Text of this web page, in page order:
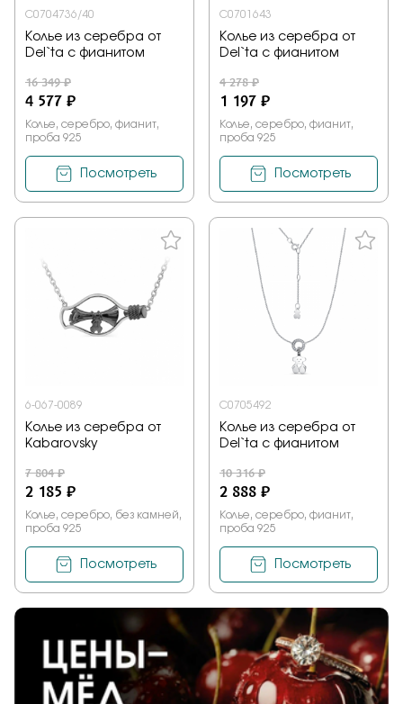
С0704736/40
Колье из серебра от
Del`ta с фианитом
16 349 ₽
4 577 ₽
Колье, серебро, фианит,
проба 925
Посмотреть
С0701643
Колье из серебра от
Del`ta с фианитом
4 278 ₽
1 197 ₽
Колье, серебро, фианит,
проба 925
Посмотреть
6-067-0089
Колье из серебра от
Kabarovsky
7 804 ₽
2 185 ₽
Колье, серебро, без камней,
проба 925
Посмотреть
С0705492
Колье из серебра от
Del`ta с фианитом
10 316 ₽
2 888 ₽
Колье, серебро, фианит,
проба 925
Посмотреть